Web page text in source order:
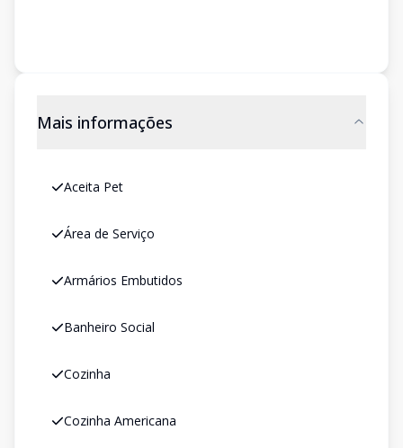
Mais informações
Aceita Pet
Área de Serviço
Armários Embutidos
Banheiro Social
Cozinha
Cozinha Americana